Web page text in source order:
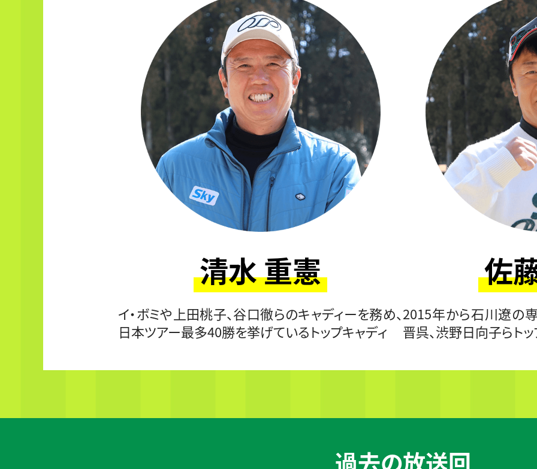
清水 重憲
イ・ボミや上田桃子、谷口徹らのキャディーを務め、
日本ツアー最多40勝を挙げているトップキャディ
佐
2015年から石川遼の
晋呉、渋野日向子らト
過去の放送回